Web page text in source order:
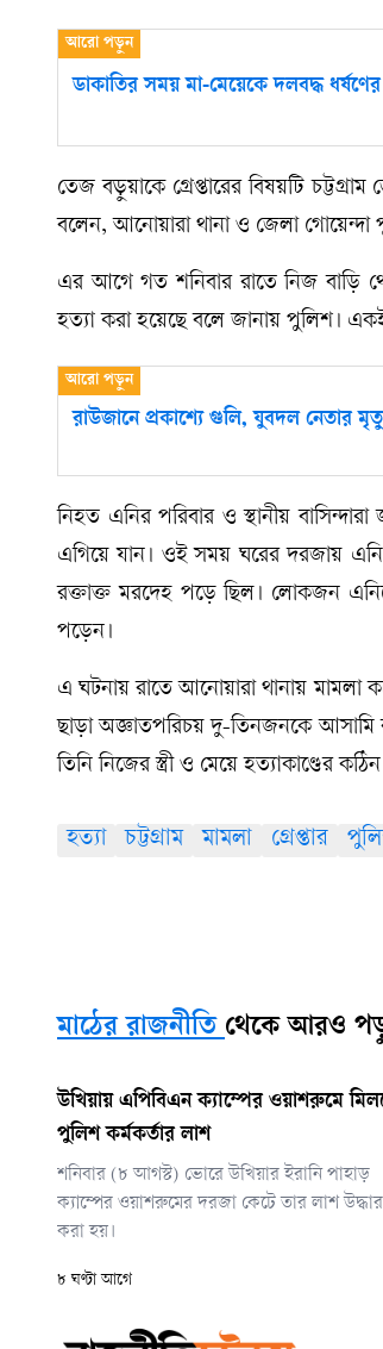
ডাকাতির সময় মা-মেয়েকে দলবদ্ধ
তেজ বড়ুয়াকে গ্রেপ্তারের বিষয়টি
বলেন, আনোয়ারা থানা ও জেলা গোয়েন্দা
এর আগে গত শনিবার রাতে নিজ বাড়ি
হত্যা করা হয়েছে বলে জানায় পুলিশ।
রাউজানে প্রকাশ্যে গুলি, যুবদল নেতার
নিহত এনির পরিবার ও স্থানীয়
এগিয়ে যান। ওই সময় ঘরের দরজায় এনি
রক্তাক্ত মরদেহ পড়ে ছিল। লোকজন
পড়েন।
এ ঘটনায় রাতে আনোয়ারা থানায় মামলা
ছাড়া অজ্ঞাতপরিচয় দু-তিনজনকে আসামি
তিনি নিজের স্ত্রী ও মেয়ে হত্যাকাণ্ডের
হত্যা চট্টগ্রাম মামলা গ্রেপ্তার
মাঠের রাজনীতি থেকে আরও
উখিয়ায় এপিবিএন ক্যাম্পের ওয়াশরুমে
পুলিশ কর্মকর্তার লাশ
শনিবার (৮ আগস্ট) ভোরে উখিয়ার ইরানি পাহাড়
ক্যাম্পের ওয়াশরুমের দরজা কেটে তার লাশ উদ্ধার
করা হয়।
৮ ঘণ্টা আগে